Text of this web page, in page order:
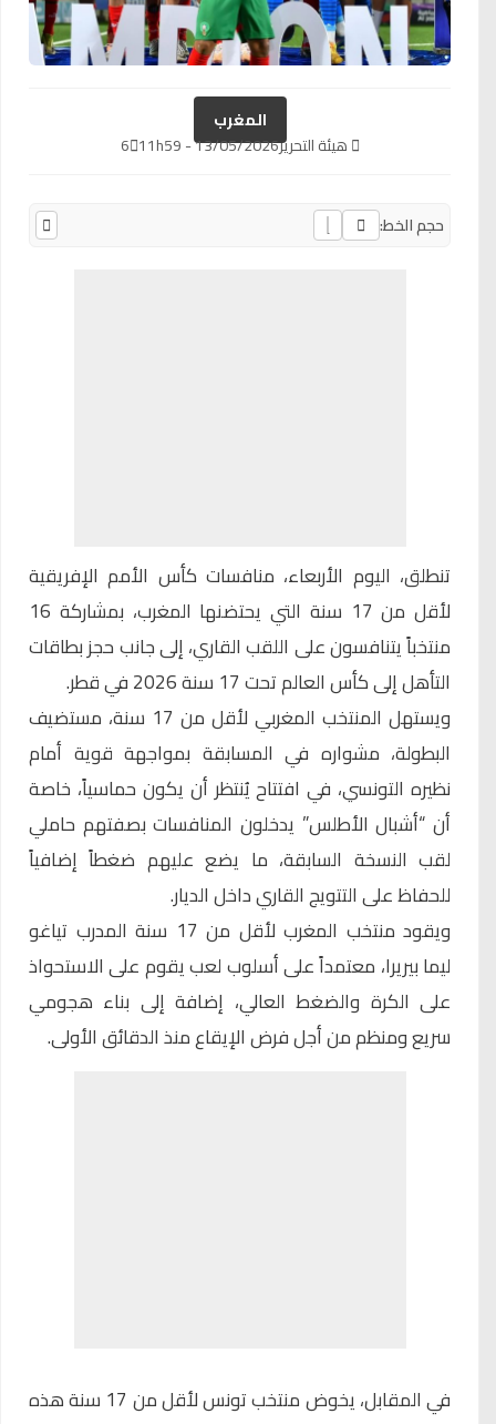
المغرب
هيئة التحرير13/05/2026 - 11h59
6
حجم الخط:
تنطلق، اليوم الأربعاء، منافسات كأس الأمم الإفريقية
لأقل من 17 سنة التي يحتضنها المغرب، بمشاركة 16
منتخباً يتنافسون على اللقب القاري، إلى جانب حجز بطاقات
التأهل إلى كأس العالم تحت 17 سنة 2026 في قطر.
ويستهل المنتخب المغربي لأقل من 17 سنة، مستضيف
البطولة، مشواره في المسابقة بمواجهة قوية أمام
نظيره التونسي، في افتتاح يُنتظر أن يكون حماسياً، خاصة
أن “أشبال الأطلس” يدخلون المنافسات بصفتهم حاملي
لقب النسخة السابقة، ما يضع عليهم ضغطاً إضافياً
للحفاظ على التتويج القاري داخل الديار.
ويقود منتخب المغرب لأقل من 17 سنة
المدرب تياغو
ليما بيريرا، معتمداً على أسلوب لعب يقوم على الاستحواذ
على الكرة والضغط العالي، إضافة إلى بناء هجومي
سريع ومنظم من أجل فرض الإيقاع منذ الدقائق الأولى.
في المقابل، يخوضمنتخب تونس لأقل من 17 سنة
هذه